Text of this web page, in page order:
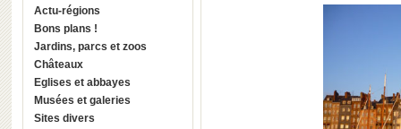
Actu-régions
Bons plans !
Jardins, parcs et zoos
Châteaux
Eglises et abbayes
Musées et galeries
Sites divers